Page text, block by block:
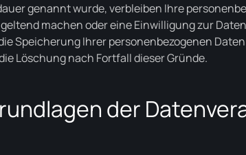
genannt wurde, verbleiben Ihre
machen oder eine Einwilligung zur
Speicherung Ihrer personenbezogenen
Löschung nach Fortfall dieser Gründe.
der